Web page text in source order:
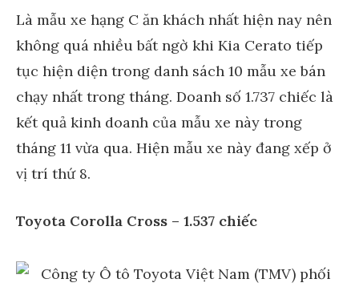
Là mẫu xe hạng C ăn khách nhất hiện nay nên
không quá nhiều bất ngờ khi Kia Cerato tiếp
tục hiện diện trong danh sách 10 mẫu xe bán
chạy nhất trong tháng. Doanh số 1.737 chiếc là
kết quả kinh doanh của mẫu xe này trong
tháng 11 vừa qua. Hiện mẫu xe này đang xếp ở
vị trí thứ 8.
Toyota Corolla Cross – 1.537 chiếc